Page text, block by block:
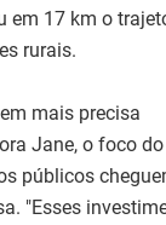
em 17 km o
rurais.
mais precisa
Jane, o foco
públicos
"Esses